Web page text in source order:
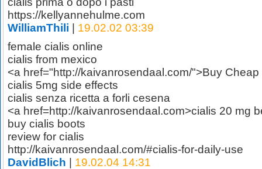
https://kellyannehulme.com
WilliamThili
19.02.02 03:39
female cialis online
cialis from mexico
<a href="http://kaivanrosendaal.com/">Buy
cialis 5mg side effects
cialis senza ricetta a forli cesena
<a href=http://kaivanrosendaal.com>cialis 20 mg
buy cialis boots
review for cialis
http://kaivanrosendaal.com/#cialis-for-daily-use
DavidBlich
19.02.04 14:31